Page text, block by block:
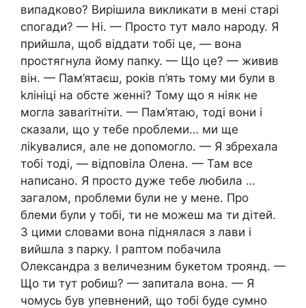
випадково? Вирішила викликати в мені старі
спогади? — Ні. — Просто тут мало народу. Я
прийшла, щоб віддати тобі це, — вона
простягнула йому папку. — Що це? — живив
він. — Пам’ятаєш, років п’ять тому ми були в
kлініці на обсте женні? Тому що я ніяк не
могла заваrітніти. — Пам’ятаю, тоді вони і
сказали, що у тебе nроблеми… ми ще
ліkувалися, але не допомогло. — Я збрехала
тобі тоді, — відповіла Олена. — Там все
написано. Я просто дуже тебе любила …
загалом, nроблеми були не у мене. Про
блеми були у тобі, ти не можеш ма ти дітей.
З цими словами вона піднялася з лави і
вийшла з парку. І раптом побачила
Олександра з величезним букетом троянд. —
Що ти тут робиш? — запитала вона. — Я
чомусь був упевнений, що тобі буде сумно